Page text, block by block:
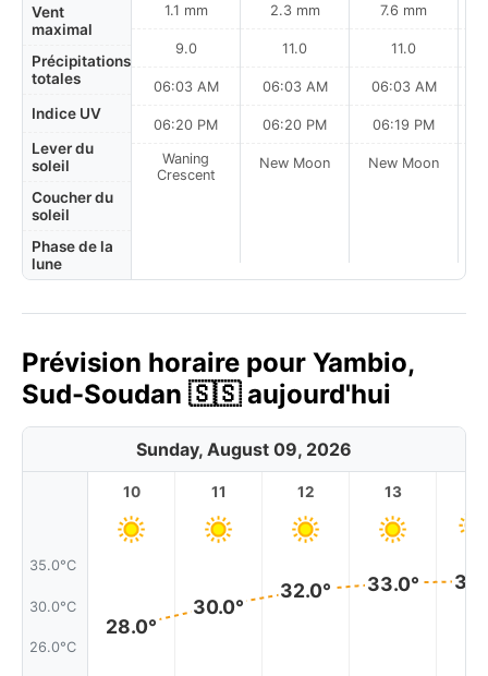
Vent
maximal
Précipitations
totales
Indice UV
Lever du
soleil
Coucher du
soleil
Phase de la
lune
1.1 mm
9.0
06:03 AM
06:20 PM
Waning
Crescent
2.3 mm
11.0
06:03 AM
06:20 PM
New Moon
7.6 mm
11.0
06:03 AM
06:19 PM
New Moon
Prévision horaire pour Yambio,
Sud-Soudan 🇸🇸 aujourd'hui
Sunday, August 09, 2026
35.0°C
30.0°C
26.0°C
10
28.0°
11
30.0°
12
32.0°
13
33.0°